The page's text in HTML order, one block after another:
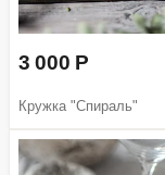
3 000 Р
Кружка "Спираль"